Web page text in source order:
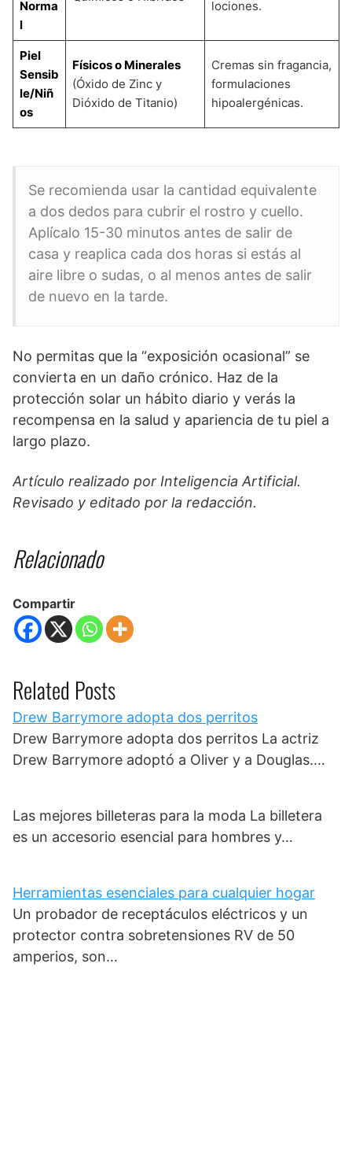
Norma
l
lociones.
Piel
Sensib
le/Niñ
os
Físicos o Minerales
(Óxido de Zinc y
Dióxido de Titanio)
Cremas sin fragancia,
formulaciones
hipoalergénicas.
Se recomienda usar la cantidad equivalente
a dos dedos para cubrir el rostro y cuello.
Aplícalo 15-30 minutos antes de salir de
casa y reaplica cada dos horas si estás al
aire libre o sudas, o al menos antes de salir
de nuevo en la tarde.
No permitas que la “exposición ocasional” se
convierta en un daño crónico. Haz de la
protección solar un hábito diario y verás la
recompensa en la salud y apariencia de tu piel a
largo plazo.
Artículo realizado por Inteligencia Artificial.
Revisado y editado por la redacción.
Relacionado
Compartir
Related Posts
Drew Barrymore adopta dos perritos
Drew Barrymore adopta dos perritos La actriz
Drew Barrymore adoptó a Oliver y a Douglas.…
Las mejores billeteras para la moda La billetera
es un accesorio esencial para hombres y…
Herramientas esenciales para cualquier hogar
Un probador de receptáculos eléctricos y un
protector contra sobretensiones RV de 50
amperios, son…